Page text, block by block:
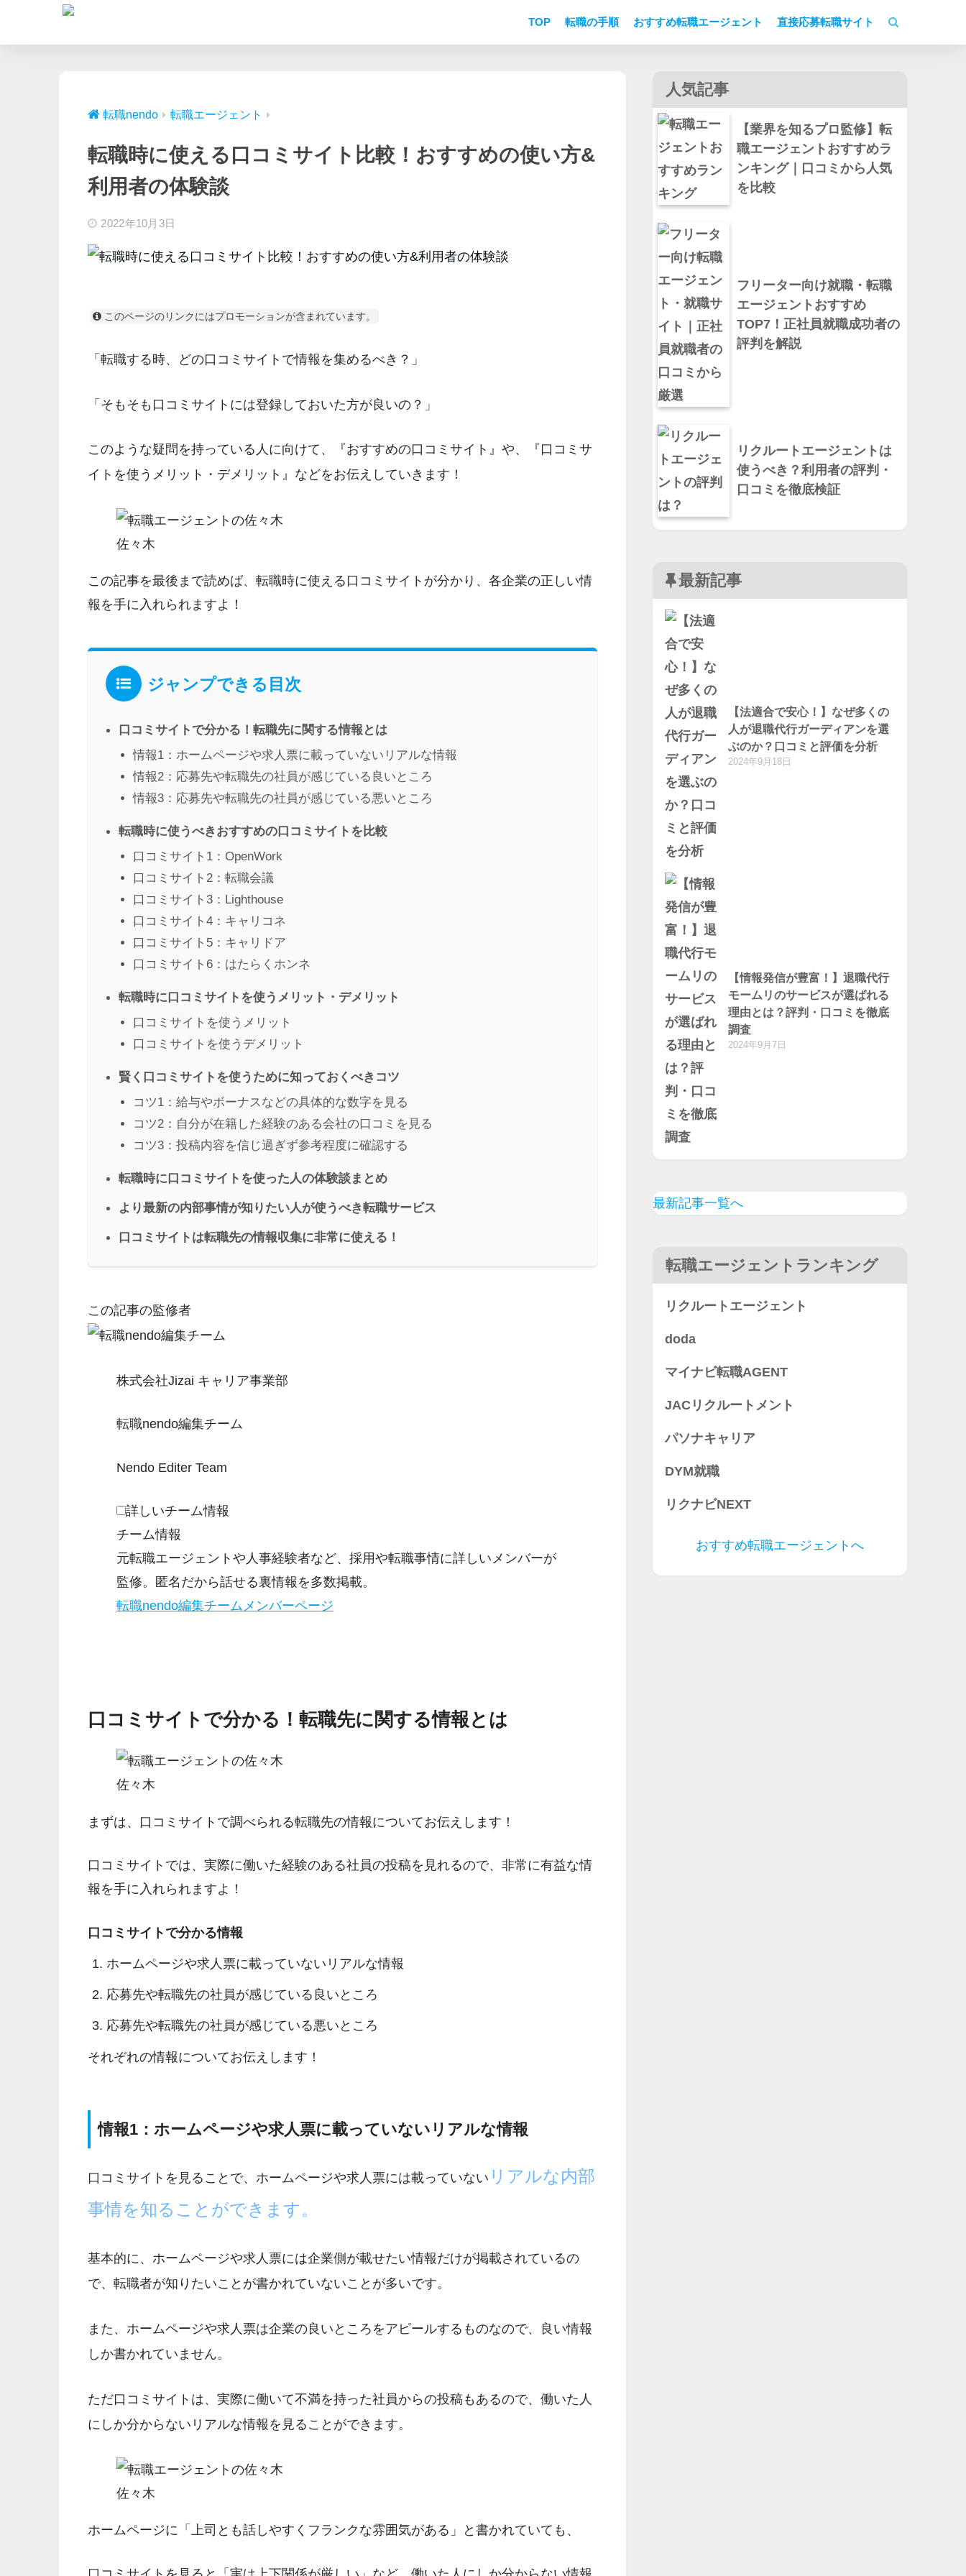
TOP 転職の手順 おすすめ転職エージェント 直接応募転職サイト
転職nendo 転職エージェント
転職時に使える口コミサイト比較！おすすめの使い方&
利用者の体験談
2022年10月3日
このページのリンクにはプロモーションが含まれています。
「転職する時、どの口コミサイトで情報を集めるべき？」
「そもそも口コミサイトには登録しておいた方が良いの？」
このような疑問を持っている人に向けて、 『おすすめの口コミサイト』 や、
『口コミサ
イトを使うメリット・デメリット』 などをお伝えしていきます！
佐々木
この記事を最後まで読めば、転職時に使える口コミサイトが分かり、各企業の正しい情
報を手に入れられますよ！
ジャンプできる目次
口コミサイトで分かる！転職先に関する情報とは
情報1：ホームページや求人票に載っていないリアルな情報
情報2：応募先や転職先の社員が感じている良いところ
情報3：応募先や転職先の社員が感じている悪いところ
転職時に使うべきおすすめの口コミサイトを比較
口コミサイト1：OpenWork
口コミサイト2：転職会議
口コミサイト3：Lighthouse
口コミサイト4：キャリコネ
口コミサイト5：キャリドア
口コミサイト6：はたらくホンネ
転職時に口コミサイトを使うメリット・デメリット
口コミサイトを使うメリット
口コミサイトを使うデメリット
賢く口コミサイトを使うために知っておくべきコツ
コツ1：給与やボーナスなどの具体的な数字を見る
コツ2：自分が在籍した経験のある会社の口コミを見る
コツ3：投稿内容を信じ過ぎず参考程度に確認する
転職時に口コミサイトを使った人の体験談まとめ
より最新の内部事情が知りたい人が使うべき転職サービス
口コミサイトは転職先の情報収集に非常に使える！
この記事の監修者
株式会社Jizai キャリア事業部
転職nendo編集チーム
Nendo Editer Team
詳しいチーム情報
チーム情報
元転職エージェントや人事経験者など、採用や転職事情に詳しいメンバーが
監修。匿名だから話せる裏情報を多数掲載。
転職nendo編集チームメンバーページ
口コミサイトで分かる！転職先に関する情報とは
佐々木
まずは、 口コミサイトで調べられる転職先の情報についてお伝えします！
口コミサイトでは、実際に働いた経験のある社員の投稿を見れるので、非常に有益な情
報を手に入れられますよ！
口コミサイトで分かる情報
ホームページや求人票に載っていないリアルな情報
応募先や転職先の社員が感じている良いところ
応募先や転職先の社員が感じている悪いところ
それぞれの情報についてお伝えします！
情報1：ホームページや求人票に載っていないリアルな情報
口コミサイトを見ることで、ホームページや求人票には載っていない リアルな内部
事情を知ることができます。
基本的に、ホームページや求人票には企業側が載せたい情報だけが掲載されているの
で、転職者が知りたいことが書かれていないことが多いです。
また、 ホームページや求人票は企業の良いところをアピールするものなので、良い情報
しか書かれていません。
ただ口コミサイトは、実際に働いて不満を持った社員からの投稿もあるので、働いた人
にしか分からないリアルな情報を見ることができます。
佐々木
ホームページに「上司とも話しやすくフランクな雰囲気がある」と書かれていても、
人気記事
【業界を知るプロ監修】転
職エージェントおすすめラ
ンキング｜口コミから人気
を比較
フリーター向け就職・転職
エージェントおすすめ
TOP7！正社員就職成功者の
評判を解説
リクルートエージェントは
使うべき？利用者の評判・
口コミを徹底検証
最新記事
【法適合で安心！】なぜ多くの
人が退職代行ガーディアンを選
ぶのか？口コミと評価を分析
2024年9月18日
【情報発信が豊富！】退職代行
モームリのサービスが選ばれる
理由とは？評判・口コミを徹底
調査
2024年9月7日
最新記事一覧へ
転職エージェントランキング
リクルートエージェント
doda
マイナビ転職AGENT
JACリクルートメント
パソナキャリア
DYM就職
リクナビNEXT
おすすめ転職エージェントへ